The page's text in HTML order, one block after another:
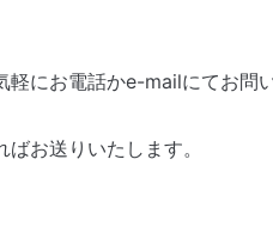
にお電話かe-mailにてお問
お送りいたします。